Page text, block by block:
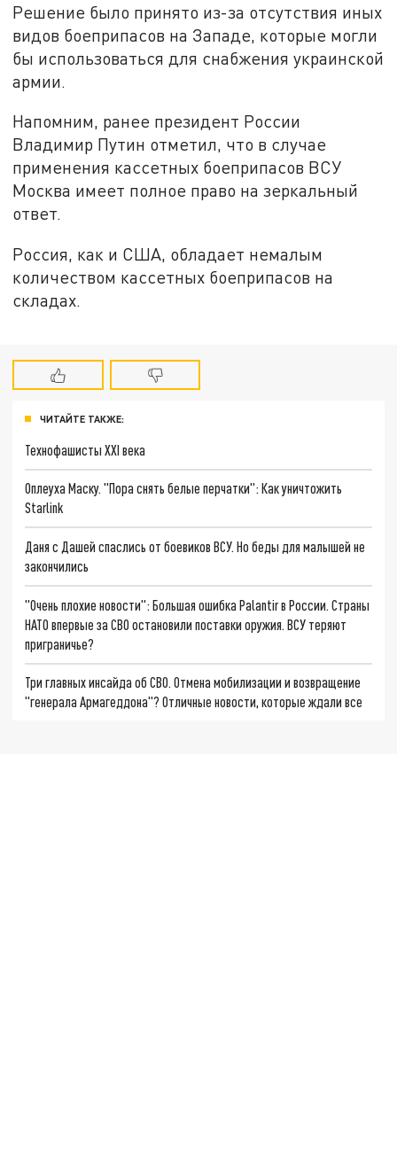
Решение было принято из-за отсутствия иных
видов боеприпасов на Западе, которые могли
бы использоваться для снабжения украинской
армии.
Напомним, ранее президент России
Владимир Путин отметил, что в случае
применения кассетных боеприпасов ВСУ
Москва имеет полное право на зеркальный
ответ.
Россия, как и США, обладает немалым
количеством кассетных боеприпасов на
складах.
ЧИТАЙТЕ ТАКЖЕ:
Технофашисты XXI века
Оплеуха Маску. "Пора снять белые перчатки": Как уничтожить
Starlink
Даня с Дашей спаслись от боевиков ВСУ. Но беды для малышей не
закончились
"Очень плохие новости": Большая ошибка Palantir в России. Страны
НАТО впервые за СВО остановили поставки оружия. ВСУ теряют
приграничье?
Три главных инсайда об СВО. Отмена мобилизации и возвращение
"генерала Армагеддона"? Отличные новости, которые ждали все